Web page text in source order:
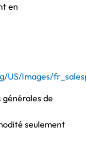
en
US/Images/
générales de
seulement